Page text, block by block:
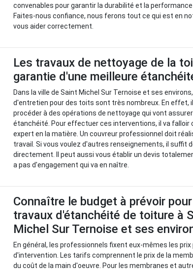
convenables pour garantir la durabilité et la
Faites-nous confiance, nous ferons tout ce qui est en
vous aider correctement.
Les travaux de nettoyage de la
garantie d'une meilleure
Dans la ville de Saint Michel Sur Ternoise et ses
d'entretien pour des toits sont très nombreux. En effet,
procéder à des opérations de nettoyage qui vont
étanchéité. Pour effectuer ces interventions, il va falloir
expert en la matière. Un couvreur professionnel doit
travail. Si vous voulez d'autres renseignements, il suffit
directement. Il peut aussi vous établir un devis
a pas d'engagement qui va en naître.
Connaître le budget à prévoir
travaux d'étanchéité de toiture à
Michel Sur Ternoise et ses
En général, les professionnels fixent eux-mêmes les prix
d'intervention. Les tarifs comprennent le prix de la
du coût de la main d'oeuvre. Pour les membranes et